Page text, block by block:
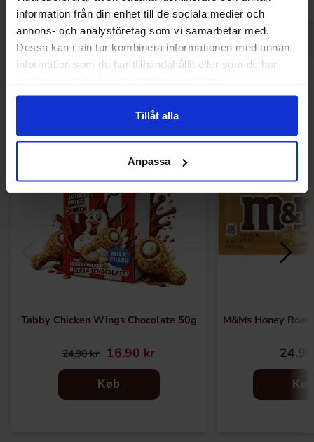
information från din enhet till de sociala medier och
annons- och analysföretag som vi samarbetar med.
Dessa kan i sin tur kombinera informationen med annan
information som du har tillhandahållit eller som de har
Tillåt alla
Anpassa
Andre kunne lide
Tabby Chicken Wings Chocolate 50g
24.90 kr 16.90 kr
Køb
M&Ms Honey
Køb